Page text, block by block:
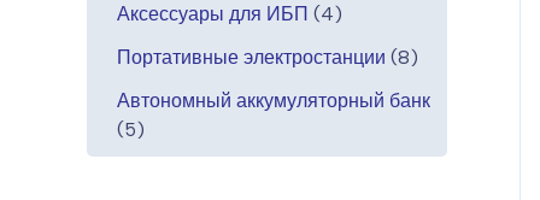
а
р
в
в
р
о
о
в
р
Аксессуары для ИБП 44
о
в
р
Портативные электростанции 88
о
Автономный аккумуляторный банк
55
т